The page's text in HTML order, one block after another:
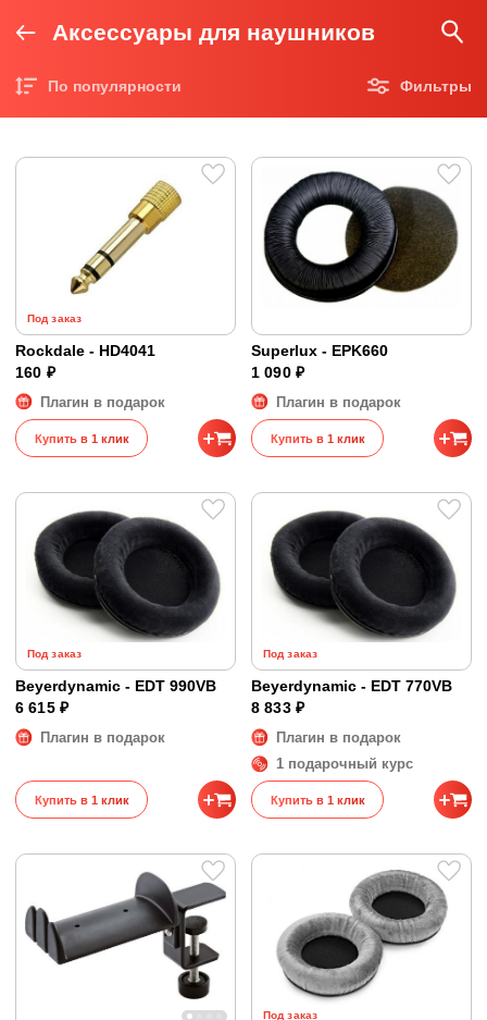
Аксессуары для наушников
По популярности Фильтры
Под заказ
Rockdale - HD4041
160 ₽
Плагин в подарок
Купить в 1 клик
Superlux - EPK660
1 090 ₽
Плагин в подарок
Купить в 1 клик
Под заказ
Beyerdynamic - EDT 990VB
6 615 ₽
Плагин в подарок
Купить в 1 клик
Под заказ
Beyerdynamic - EDT 770VB
8 833 ₽
Плагин в подарок
1 подарочный курс
Купить в 1 клик
Под заказ